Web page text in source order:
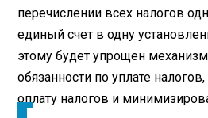
перечислении всех налогов
единый счет в одну
этому будет упрощен
обязанности по уплате
оплату налогов и